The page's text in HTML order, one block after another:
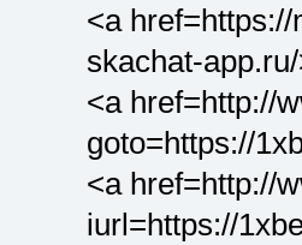
<a
skachat-
<a href=http://
goto=https://
<a href=http://
iurl=https://